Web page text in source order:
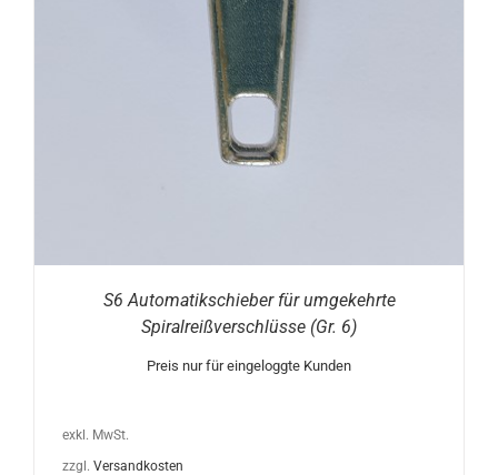
S6 Automatikschieber für umgekehrte
Spiralreißverschlüsse (Gr. 6)
Preis nur für eingeloggte Kunden
exkl. MwSt.
zzgl. Versandkosten